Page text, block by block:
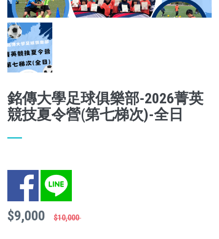
銘傳大學足球俱樂部-2026菁英
競技夏令營(第七梯次)-全日
Facebook LINE
$9,000 $10,000